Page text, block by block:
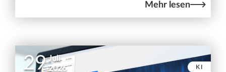
Mehr lesen
29 Juli
2026
KI